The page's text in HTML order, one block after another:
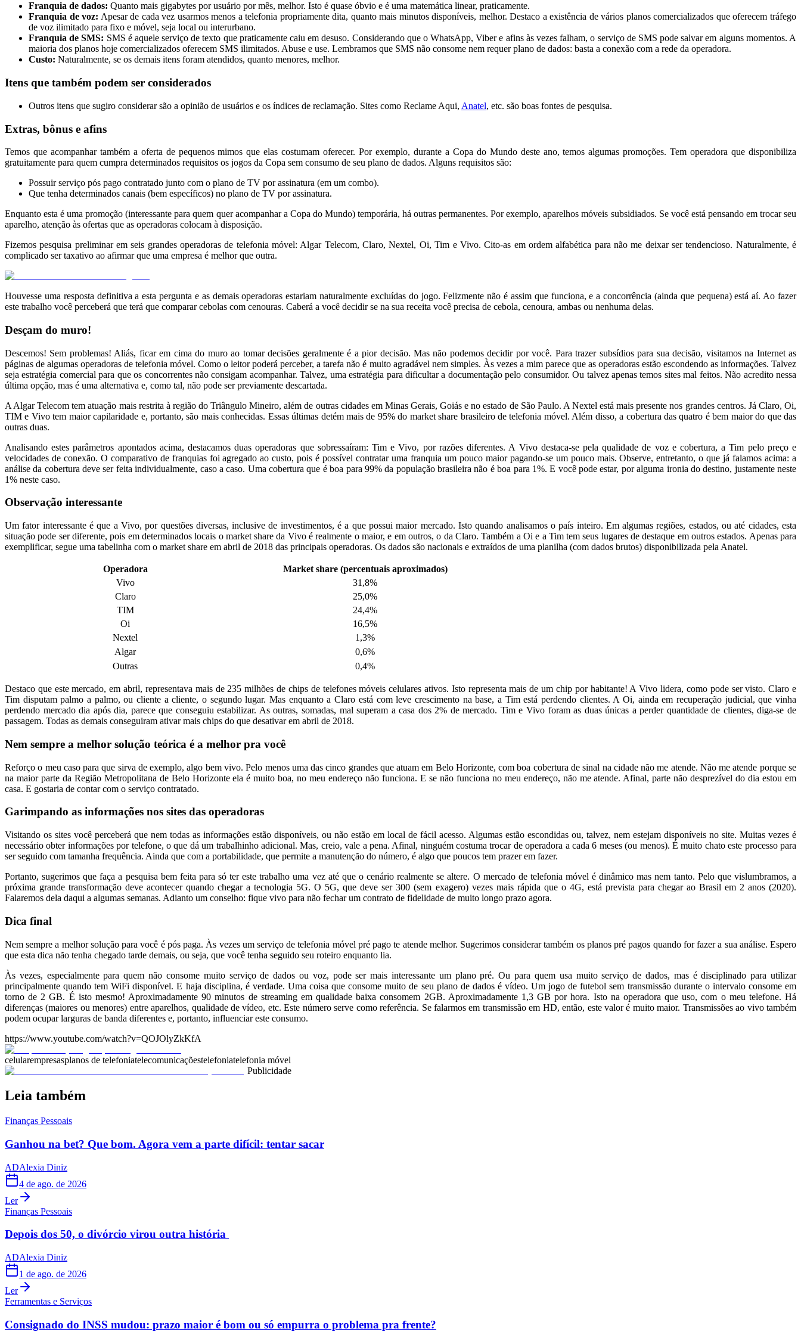
Franquia de dados: Quanto mais gigabytes por usuário por mês, melhor. Isto é quase óbvio e é uma matemática linear, praticamente.
Franquia de voz: Apesar de cada vez usarmos menos a telefonia propriamente dita, quanto mais minutos disponíveis, melhor. Destaco a existência de vários planos comercializados que oferecem tráfego
de voz ilimitado para fixo e móvel, seja local ou interurbano.
Franquia de SMS: SMS é aquele serviço de texto que praticamente caiu em desuso. Considerando que o WhatsApp, Viber e afins às vezes falham, o serviço de SMS pode salvar em alguns momentos. A
maioria dos planos hoje comercializados oferecem SMS ilimitados. Abuse e use. Lembramos que SMS não consome nem requer plano de dados: basta a conexão com a rede da operadora.
Custo: Naturalmente, se os demais itens foram atendidos, quanto menores, melhor.
Itens que também podem ser considerados
Outros itens que sugiro considerar são a opinião de usuários e os índices de reclamação. Sites como Reclame Aqui, Anatel, etc. são boas fontes de pesquisa.
Extras, bônus e afins
Temos que acompanhar também a oferta de pequenos mimos que elas costumam oferecer. Por exemplo, durante a Copa do Mundo deste ano, temos algumas promoções. Tem operadora que disponibiliza
gratuitamente para quem cumpra determinados requisitos os jogos da Copa sem consumo de seu plano de dados. Alguns requisitos são:
Possuir serviço pós pago contratado junto com o plano de TV por assinatura (em um combo).
Que tenha determinados canais (bem específicos) no plano de TV por assinatura.
Enquanto esta é uma promoção (interessante para quem quer acompanhar a Copa do Mundo) temporária, há outras permanentes. Por exemplo, aparelhos móveis subsidiados. Se você está pensando em trocar seu
aparelho, atenção às ofertas que as operadoras colocam à disposição.
Fizemos pesquisa preliminar em seis grandes operadoras de telefonia móvel: Algar Telecom, Claro, Nextel, Oi, Tim e Vivo. Cito-as em ordem alfabética para não me deixar ser tendencioso. Naturalmente, é
complicado ser taxativo ao afirmar que uma empresa é melhor que outra.
Houvesse uma resposta definitiva a esta pergunta e as demais operadoras estariam naturalmente excluídas do jogo. Felizmente não é assim que funciona, e a concorrência (ainda que pequena) está aí. Ao fazer
este trabalho você perceberá que terá que comparar cebolas com cenouras. Caberá a você decidir se na sua receita você precisa de cebola, cenoura, ambas ou nenhuma delas.
Desçam do muro!
Descemos! Sem problemas! Aliás, ficar em cima do muro ao tomar decisões geralmente é a pior decisão. Mas não podemos decidir por você. Para trazer subsídios para sua decisão, visitamos na Internet as
páginas de algumas operadoras de telefonia móvel. Como o leitor poderá perceber, a tarefa não é muito agradável nem simples. Às vezes a mim parece que as operadoras estão escondendo as informações. Talvez
seja estratégia comercial para que os concorrentes não consigam acompanhar. Talvez, uma estratégia para dificultar a documentação pelo consumidor. Ou talvez apenas temos sites mal feitos. Não acredito nessa
última opção, mas é uma alternativa e, como tal, não pode ser previamente descartada.
A Algar Telecom tem atuação mais restrita à região do Triângulo Mineiro, além de outras cidades em Minas Gerais, Goiás e no estado de São Paulo. A Nextel está mais presente nos grandes centros. Já Claro, Oi,
TIM e Vivo tem maior capilaridade e, portanto, são mais conhecidas. Essas últimas detém mais de 95% do market share brasileiro de telefonia móvel. Além disso, a cobertura das quatro é bem maior do que das
outras duas.
Analisando estes parâmetros apontados acima, destacamos duas operadoras que sobressaíram: Tim e Vivo, por razões diferentes. A Vivo destaca-se pela qualidade de voz e cobertura, a Tim pelo preço e
velocidades de conexão. O comparativo de franquias foi agregado ao custo, pois é possível contratar uma franquia um pouco maior pagando-se um pouco mais. Observe, entretanto, o que já falamos acima: a
análise da cobertura deve ser feita individualmente, caso a caso. Uma cobertura que é boa para 99% da população brasileira não é boa para 1%. E você pode estar, por alguma ironia do destino, justamente neste
1% neste caso.
Observação interessante
Um fator interessante é que a Vivo, por questões diversas, inclusive de investimentos, é a que possui maior mercado. Isto quando analisamos o país inteiro. Em algumas regiões, estados, ou até cidades, esta
situação pode ser diferente, pois em determinados locais o market share da Vivo é realmente o maior, e em outros, o da Claro. Também a Oi e a Tim tem seus lugares de destaque em outros estados. Apenas para
exemplificar, segue uma tabelinha com o market share em abril de 2018 das principais operadoras. Os dados são nacionais e extraídos de uma planilha (com dados brutos) disponibilizada pela Anatel.
Operadora
Market share (percentuais aproximados)
Vivo
31,8%
Claro
25,0%
TIM
24,4%
Oi
16,5%
Nextel
1,3%
Algar
0,6%
Outras
0,4%
Destaco que este mercado, em abril, representava mais de 235 milhões de chips de telefones móveis celulares ativos. Isto representa mais de um chip por habitante! A Vivo lidera, como pode ser visto. Claro e
Tim disputam palmo a palmo, ou cliente a cliente, o segundo lugar. Mas enquanto a Claro está com leve crescimento na base, a Tim está perdendo clientes. A Oi, ainda em recuperação judicial, que vinha
perdendo mercado dia após dia, parece que conseguiu estabilizar. As outras, somadas, mal superam a casa dos 2% de mercado. Tim e Vivo foram as duas únicas a perder quantidade de clientes, diga-se de
passagem. Todas as demais conseguiram ativar mais chips do que desativar em abril de 2018.
Nem sempre a melhor solução teórica é a melhor pra você
Reforço o meu caso para que sirva de exemplo, algo bem vivo. Pelo menos uma das cinco grandes que atuam em Belo Horizonte, com boa cobertura de sinal na cidade não me atende. Não me atende porque se
na maior parte da Região Metropolitana de Belo Horizonte ela é muito boa, no meu endereço não funciona. E se não funciona no meu endereço, não me atende. Afinal, parte não desprezível do dia estou em
casa. E gostaria de contar com o serviço contratado.
Garimpando as informações nos sites das operadoras
Visitando os sites você perceberá que nem todas as informações estão disponíveis, ou não estão em local de fácil acesso. Algumas estão escondidas ou, talvez, nem estejam disponíveis no site. Muitas vezes é
necessário obter informações por telefone, o que dá um trabalhinho adicional. Mas, creio, vale a pena. Afinal, ninguém costuma trocar de operadora a cada 6 meses (ou menos). É muito chato este processo para
ser seguido com tamanha frequência. Ainda que com a portabilidade, que permite a manutenção do número, é algo que poucos tem prazer em fazer.
Portanto, sugerimos que faça a pesquisa bem feita para só ter este trabalho uma vez até que o cenário realmente se altere. O mercado de telefonia móvel é dinâmico mas nem tanto. Pelo que vislumbramos, a
próxima grande transformação deve acontecer quando chegar a tecnologia 5G. O 5G, que deve ser 300 (sem exagero) vezes mais rápida que o 4G, está prevista para chegar ao Brasil em 2 anos (2020).
Falaremos dela daqui a algumas semanas. Adianto um conselho: fique vivo para não fechar um contrato de fidelidade de muito longo prazo agora.
Dica final
Nem sempre a melhor solução para você é pós paga. Às vezes um serviço de telefonia móvel pré pago te atende melhor. Sugerimos considerar também os planos pré pagos quando for fazer a sua análise. Espero
que esta dica não tenha chegado tarde demais, ou seja, que você tenha seguido seu roteiro enquanto lia.
Às vezes, especialmente para quem não consome muito serviço de dados ou voz, pode ser mais interessante um plano pré. Ou para quem usa muito serviço de dados, mas é disciplinado para utilizar
principalmente quando tem WiFi disponível. E haja disciplina, é verdade. Uma coisa que consome muito de seu plano de dados é vídeo. Um jogo de futebol sem transmissão durante o intervalo consome em
torno de 2 GB. É isto mesmo! Aproximadamente 90 minutos de streaming em qualidade baixa consomem 2GB. Aproximadamente 1,3 GB por hora. Isto na operadora que uso, com o meu telefone. Há
diferenças (maiores ou menores) entre aparelhos, qualidade de vídeo, etc. Este número serve como referência. Se falarmos em transmissão em HD, então, este valor é muito maior. Transmissões ao vivo também
podem ocupar larguras de banda diferentes e, portanto, influenciar este consumo.
https://www.youtube.com/watch?v=QOJOlyZkKfA
celularempresasplanos de telefoniatelecomunicaçõestelefoniatelefonia móvel
Publicidade
Leia também
Finanças Pessoais
Ganhou na bet? Que bom. Agora vem a parte difícil: tentar sacar
ADAlexia Diniz
4 de ago. de 2026
Ler
Finanças Pessoais
Depois dos 50, o divórcio virou outra história
ADAlexia Diniz
1 de ago. de 2026
Ler
Ferramentas e Serviços
Consignado do INSS mudou: prazo maior é bom ou só empurra o problema pra frente?